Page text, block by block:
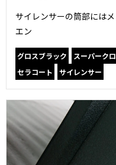
サイレンサーの筒部には
エン
グロスブラック スーパーク
セラコート
サイレンサー